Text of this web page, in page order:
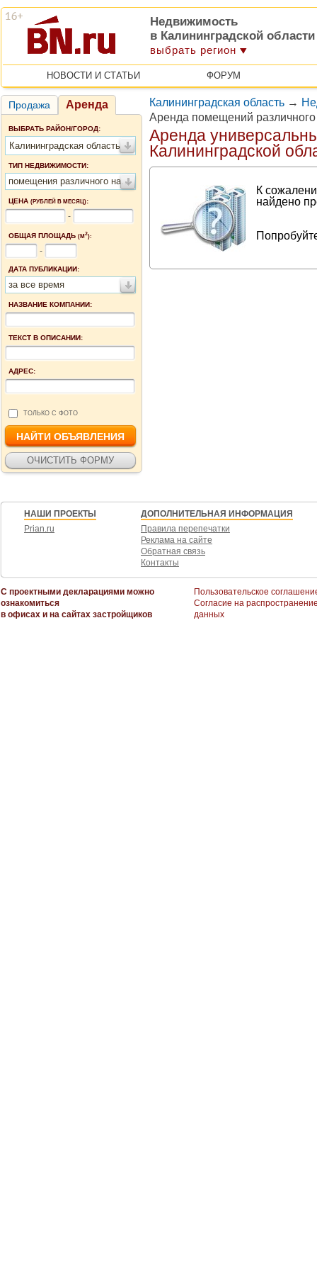
Недвижимость
в Калининградской области
выбрать регион
НОВОСТИ И СТАТЬИ ФОРУМ
Продажа Аренда
ВЫБРАТЬ РАЙОН/ГОРОД:
Калининградская область
ТИП НЕДВИЖИМОСТИ:
помещения различного назначения
ЦЕНА (РУБЛЕЙ В МЕСЯЦ):
-
ОБЩАЯ ПЛОЩАДЬ (М2):
-
ДАТА ПУБЛИКАЦИИ:
за все время
НАЗВАНИЕ КОМПАНИИ:
ТЕКСТ В ОПИСАНИИ:
АДРЕС:
ТОЛЬКО С ФОТО
Калининградская область →
Аренда помещений
Аренда
Калининградской
К
найдено
НАШИ ПРОЕКТЫ
Prian.ru
ДОПОЛНИТЕЛЬНАЯ ИНФОРМАЦИЯ
Правила перепечатки
Реклама на сайте
Обратная связь
Контакты
С проектными декларациями можно
ознакомиться
в офисах и на сайтах застройщиков
Пользовательское
Согласие на
данных